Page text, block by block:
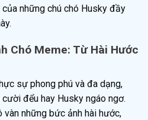
những chú chó Husky đầy
Chó Meme: Từ Hài Hước
sự phong phú và đa dạng,
đểu hay Husky ngáo ngơ.
vàn những bức ảnh hài hước,